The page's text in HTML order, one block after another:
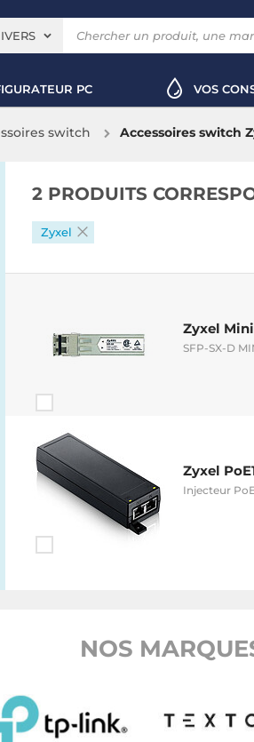
PC VOS
switch Accessoires switch
2 PRODUITS
Zyxel
Zyxel
SFP-SX-D
Zyxel
Injecteur
NOS